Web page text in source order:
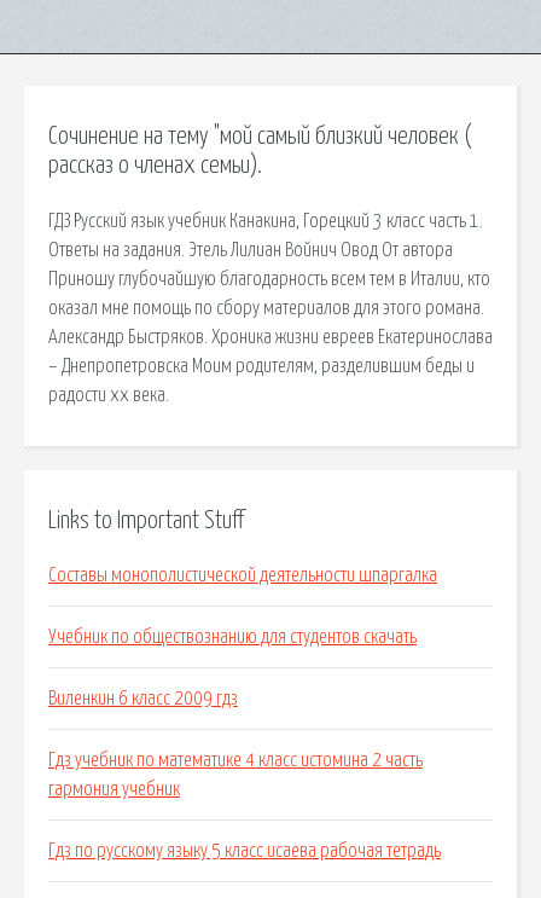
Сочинение на тему "мой самый близкий человек (
рассказ о членах семьи).
ГДЗ Русский язык учебник Канакина, Горецкий 3 класс часть 1.
Ответы на задания. Этель Лилиан Войнич Овод От автора
Приношу глубочайшую благодарность всем тем в Италии, кто
оказал мне помощь по сбору материалов для этого романа.
Александр Быстряков. Хроника жизни евреев Екатеринослава
– Днепропетровска Моим родителям, разделившим беды и
радости xx века.
Links to Important Stuff
Составы монополистической деятельности шпаргалка
Учебник по обществознанию для студентов скачать
Виленкин 6 класс 2009 гдз
Гдз учебник по математике 4 класс истомина 2 часть
гармония учебник
Гдз по русскому языку 5 класс исаева рабочая тетрадь